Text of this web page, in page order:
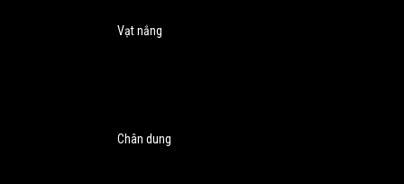
Vạt nắng
Chân dung